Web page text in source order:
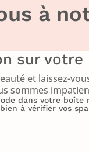
à
sur
et laissez-
sommes
dans votre
à vérifier vos